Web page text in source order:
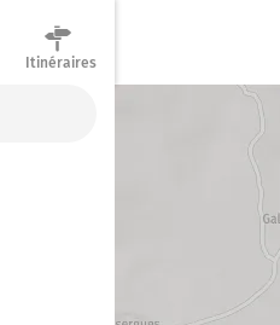
Itinéraires